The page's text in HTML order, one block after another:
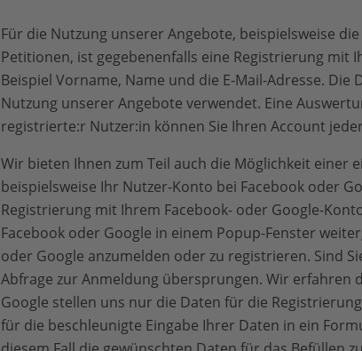
Für die Nutzung unserer Angebote, beispielsweise
Petitionen, ist gegebenenfalls eine Registrierung mit
Beispiel Vorname, Name und die E-Mail-Adresse.
Nutzung unserer Angebote verwendet. Eine
registrierte:r Nutzer:in können Sie Ihren Account
Wir bieten Ihnen zum Teil auch die Möglichkeit einer
beispielsweise Ihr Nutzer-Konto bei Facebook oder
Registrierung mit Ihrem Facebook- oder Google-
Facebook oder Google in einem Popup-Fenster
oder Google anzumelden oder zu registrieren. Sind
Abfrage zur Anmeldung übersprungen. Wir erfahren
Google stellen uns nur die Daten für die
für die beschleunigte Eingabe Ihrer Daten in ein